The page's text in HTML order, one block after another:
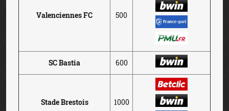
Valenciennes FC 500
SC Bastia 600
Stade Brestois 1000